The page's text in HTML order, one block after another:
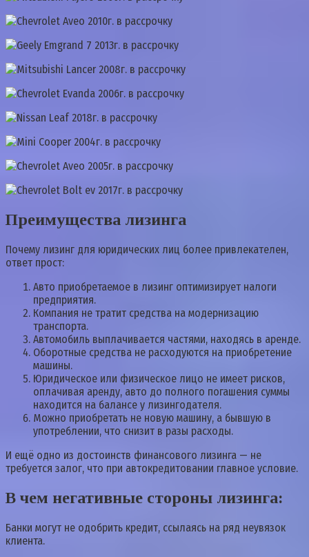
Преимущества лизинга
Почему лизинг для юридических лиц более привлекателен,
ответ прост:
Авто приобретаемое в лизинг оптимизирует налоги
предприятия.
Компания не тратит средства на модернизацию
транспорта.
Автомобиль выплачивается частями, находясь в аренде.
Оборотные средства не расходуются на приобретение
машины.
Юридическое или физическое лицо не имеет рисков,
оплачивая аренду, авто до полного погашения суммы
находится на балансе у лизингодателя.
Можно приобретать не новую машину, а бывшую в
употреблении, что снизит в разы расходы.
И ещё одно из достоинств финансового лизинга — не
требуется залог, что при автокредитовании главное условие.
В чем негативные стороны лизинга:
Банки могут не одобрить кредит, ссылаясь на ряд неувязок
клиента.